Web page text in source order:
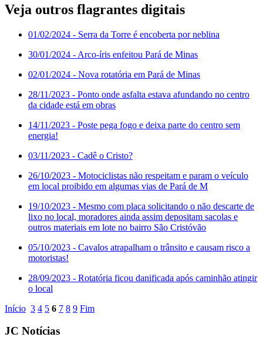
Veja outros flagrantes digitais
01/02/2024 - Serra da Torre é encoberta por neblina
30/01/2024 - Arco-íris enfeitou Pará de Minas
02/01/2024 - Nova rotatória em Pará de Minas
28/11/2023 - Ponto onde asfalta estava afundando no centro
da cidade está em obras
14/11/2023 - Poste pega fogo e deixa parte do centro sem
energia!
03/11/2023 - Cadê o Cristo?
26/10/2023 - Motociclistas não respeitam e param o veículo
em local proibido em algumas vias de Pará de M
19/10/2023 - Mesmo com placa solicitando o não descarte de
lixo no local, moradores ainda assim depositam sacolas e
outros materiais em lote no bairro São Cristóvão
05/10/2023 - Cavalos atrapalham o trânsito e causam risco a
motoristas!
28/09/2023 - Rotatória ficou danificada após caminhão atingir
o local
Início 3 4 5 6 7 8 9 Fim
JC Notícias